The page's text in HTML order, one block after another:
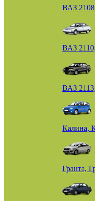
ВАЗ
ВАЗ
ВАЗ
Калина,
Гранта,